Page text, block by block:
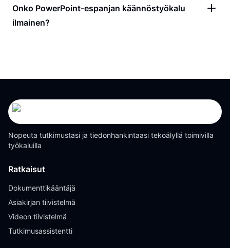
Onko PowerPoint-espanjan käännöstyökalu
ilmainen?
Nopeuta tutkimustasi ja tiedonhankintaasi tekoälyllä toimivilla
työkaluilla
Ratkaisut
Dokumenttikääntäjä
Asiakirjan tiivistelmä
Videon tiivistelmä
Tutkimusassistentti